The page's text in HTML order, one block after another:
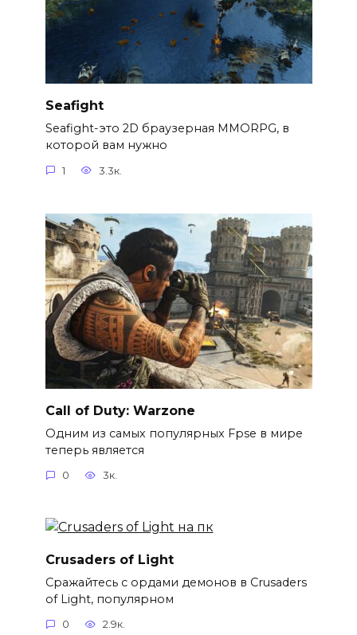
Seafight
Seafight-это 2D браузерная MMORPG, в
которой вам нужно
1 3.3к.
Call of Duty: Warzone
Одним из самых популярных Fpse в мире
теперь является
0 3к.
Crusaders of Light
Сражайтесь с ордами демонов в Crusaders
of Light, популярном
0 2.9к.